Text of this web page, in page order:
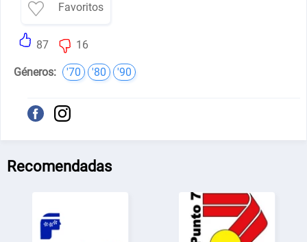
Favoritos
87 16
Géneros: '70 '80 '90
Recomendadas